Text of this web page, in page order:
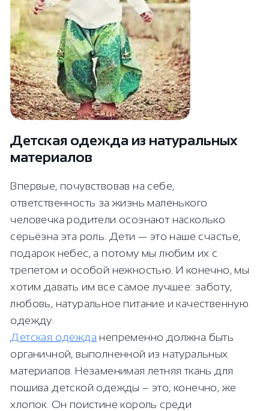
Детская одежда из натуральных
материалов
Впервые, почувствовав на себе,
ответственность за жизнь маленького
человечка родители осознают насколько
серьёзна эта роль. Дети — это наше счастье,
подарок небес, а потому мы любим их с
трепетом и особой нежностью. И конечно, мы
хотим давать им все самое лучшее: заботу,
любовь, натуральное питание и качественную
одежду.
Детская одежда непременно должна быть
органичной, выполненной из натуральных
материалов. Незаменимая летняя ткань для
пошива детской одежды – это, конечно, же
хлопок. Он поистине король среди